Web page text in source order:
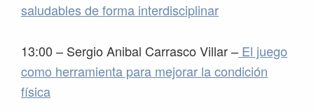
saludables de forma interdisciplinar
13:00 – Sergio Anibal Carrasco Villar – El juego
como herramienta para mejorar la condición
física